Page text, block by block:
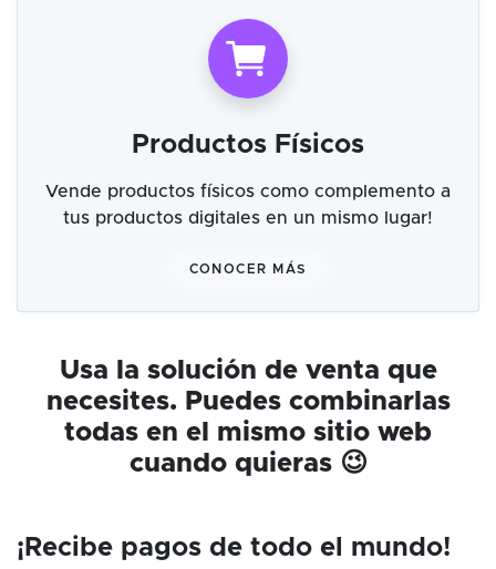
Productos Físicos
Vende productos físicos como complemento a
tus productos digitales en un mismo lugar!
CONOCER MÁS
Usa la solución de venta que
necesites. Puedes combinarlas
todas en el mismo sitio web
cuando quieras 😉
¡Recibe pagos de todo el mundo!